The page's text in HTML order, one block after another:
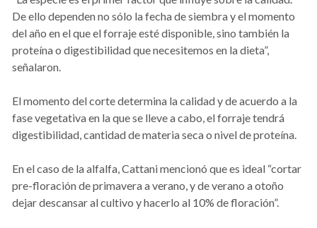
De ello dependen no sólo la fecha de siembra y el momento
del año en el que el forraje esté disponible, sino también la
proteína o digestibilidad que necesitemos en la dieta”,
señalaron.
El momento del corte determina la calidad y de acuerdo a la
fase vegetativa en la que se lleve a cabo, el forraje tendrá
digestibilidad, cantidad de materia seca o nivel de proteína.
En el caso de la alfalfa, Cattani mencionó que es ideal “cortar
pre-floración de primavera a verano, y de verano a otoño
dejar descansar al cultivo y hacerlo al 10% de floración”.